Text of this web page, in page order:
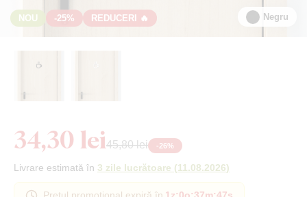
NOU -25% REDUCERI 🔥 Negru
34,30 lei45,80 lei -26%
Livrare estimată în 3 zile lucrătoare (11.08.2026)